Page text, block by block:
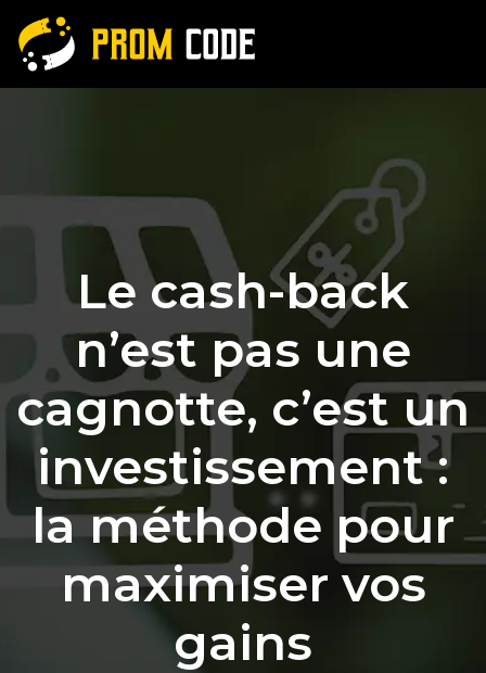
Le cash-back
n’est pas une
cagnotte, c’est un
investissement :
la méthode pour
maximiser vos
gains